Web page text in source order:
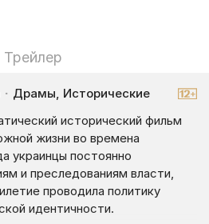
Трейлер
· Драмы, Исторические
исторический фильм
жизни во времена
украинцы постоянно
и преследованиям власти,
проводила политику
идентичности.